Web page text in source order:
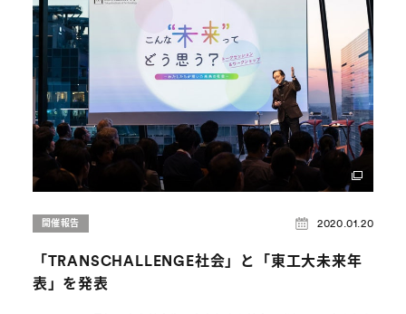
開催報告 2020.01.20
「TRANSCHALLENGE社会」と「東工大未来年
表」を発表